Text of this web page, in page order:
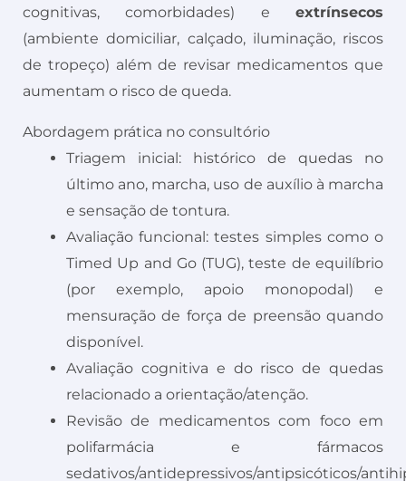
cognitivas, comorbidades) e extrínsecos
(ambiente domiciliar, calçado, iluminação, riscos
de tropeço) além de revisar medicamentos que
aumentam o risco de queda.
Abordagem prática no consultório
Triagem inicial: histórico de quedas no
último ano, marcha, uso de auxílio à marcha
e sensação de tontura.
Avaliação funcional: testes simples como o
Timed Up and Go (TUG), teste de equilíbrio
(por exemplo, apoio monopodal) e
mensuração de força de preensão quando
disponível.
Avaliação cognitiva e do risco de quedas
relacionado a orientação/atenção.
Revisão de medicamentos com foco em
polifarmácia e fármacos
sedativos/antidepressivos/antipsicóticos/